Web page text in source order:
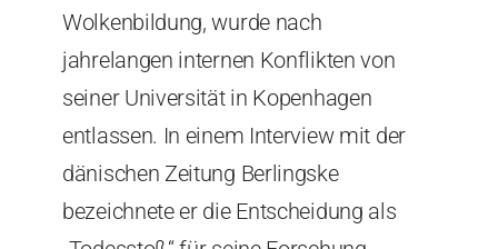
Wolkenbildung, wurde nach
jahrelangen internen Konflikten von
seiner Universität in Kopenhagen
entlassen. In einem Interview mit der
dänischen Zeitung Berlingske
bezeichnete er die Entscheidung als